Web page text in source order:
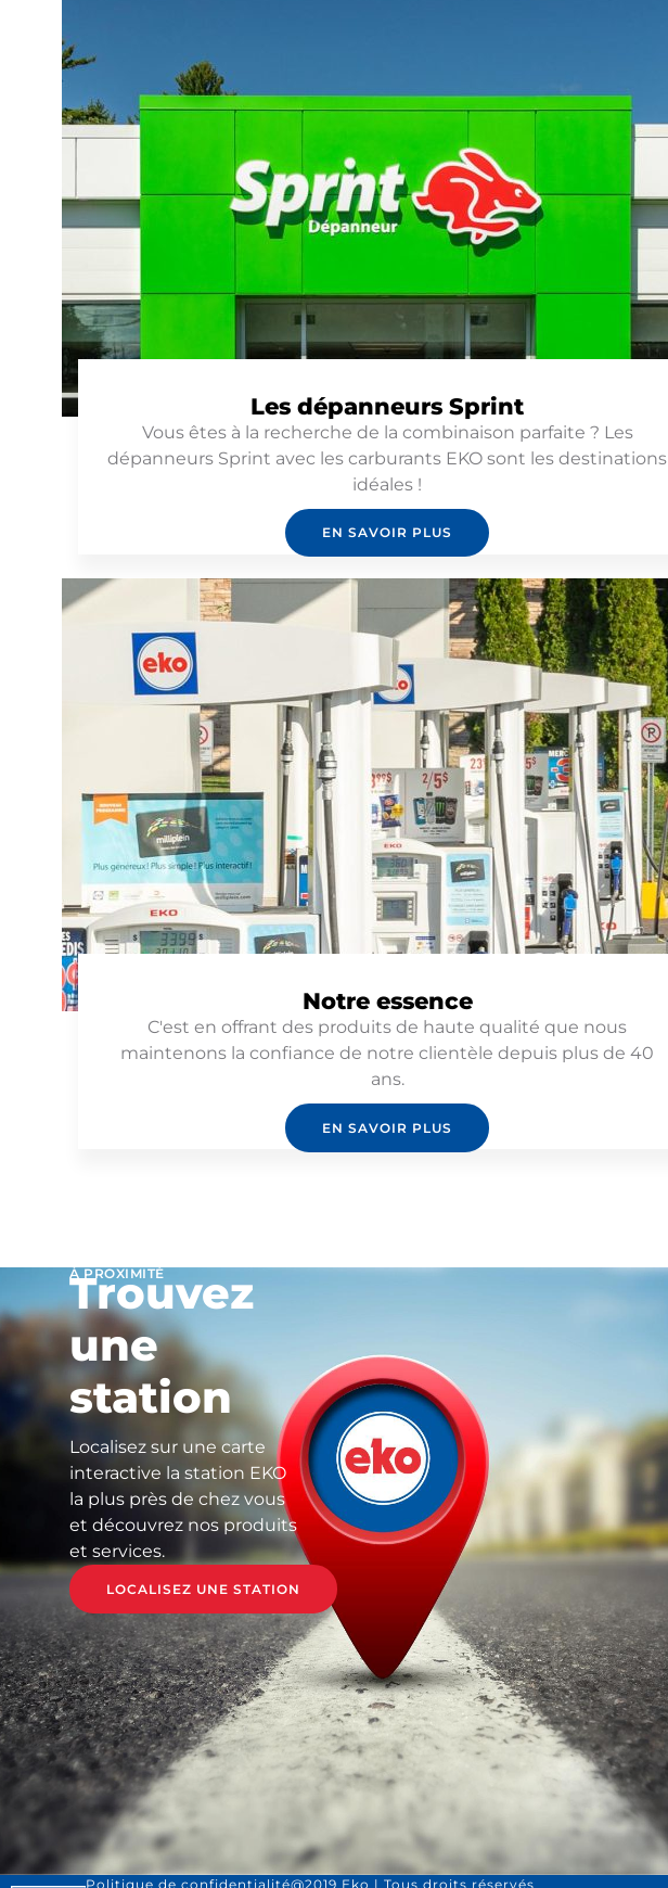
Les dépanneurs Sprint
Vous êtes à la recherche de la combinaison parfaite ? Les
dépanneurs Sprint avec les carburants EKO sont les destinations
idéales !
EN SAVOIR PLUS
Notre essence
C'est en offrant des produits de haute qualité que nous
maintenons la confiance de notre clientèle depuis plus de 40
ans.
EN SAVOIR PLUS
À PROXIMITÉ
Trouvez
une
station
Localisez sur une carte
interactive la station EKO
la plus près de chez vous
et découvrez nos produits
et services.
LOCALISEZ UNE STATION
Politique de confidentialité@2019 Eko | Tous droits réservés